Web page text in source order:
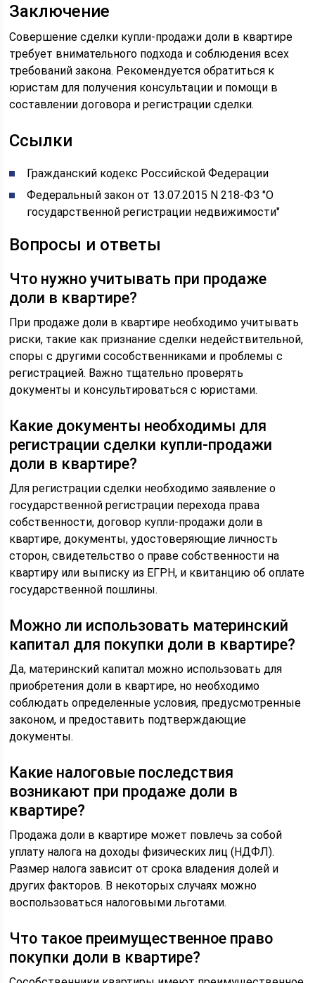
Заключение
Совершение сделки купли-продажи доли в квартире
требует внимательного подхода и соблюдения всех
требований закона. Рекомендуется обратиться к
юристам для получения консультации и помощи в
составлении договора и регистрации сделки.
Ссылки
Гражданский кодекс Российской Федерации
Федеральный закон от 13.07.2015 N 218-ФЗ "О
государственной регистрации недвижимости"
Вопросы и ответы
Что нужно учитывать при продаже
доли в квартире?
При продаже доли в квартире необходимо учитывать
риски, такие как признание сделки недействительной,
споры с другими сособственниками и проблемы с
регистрацией. Важно тщательно проверять
документы и консультироваться с юристами.
Какие документы необходимы для
регистрации сделки купли-продажи
доли в квартире?
Для регистрации сделки необходимо заявление о
государственной регистрации перехода права
собственности, договор купли-продажи доли в
квартире, документы, удостоверяющие личность
сторон, свидетельство о праве собственности на
квартиру или выписку из ЕГРН, и квитанцию об оплате
государственной пошлины.
Можно ли использовать материнский
капитал для покупки доли в квартире?
Да, материнский капитал можно использовать для
приобретения доли в квартире, но необходимо
соблюдать определенные условия, предусмотренные
законом, и предоставить подтверждающие
документы.
Какие налоговые последствия
возникают при продаже доли в
квартире?
Продажа доли в квартире может повлечь за собой
уплату налога на доходы физических лиц (НДФЛ).
Размер налога зависит от срока владения долей и
других факторов. В некоторых случаях можно
воспользоваться налоговыми льготами.
Что такое преимущественное право
покупки доли в квартире?